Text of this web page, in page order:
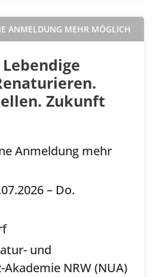
ANMELDUNG MEHR MÖGLICH
Zukunft
Anmeldung mehr
– Do.
und
NRW (NUA)